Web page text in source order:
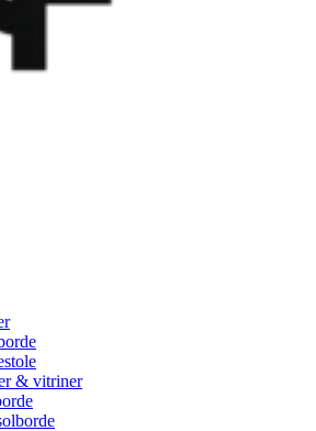
& vitriner